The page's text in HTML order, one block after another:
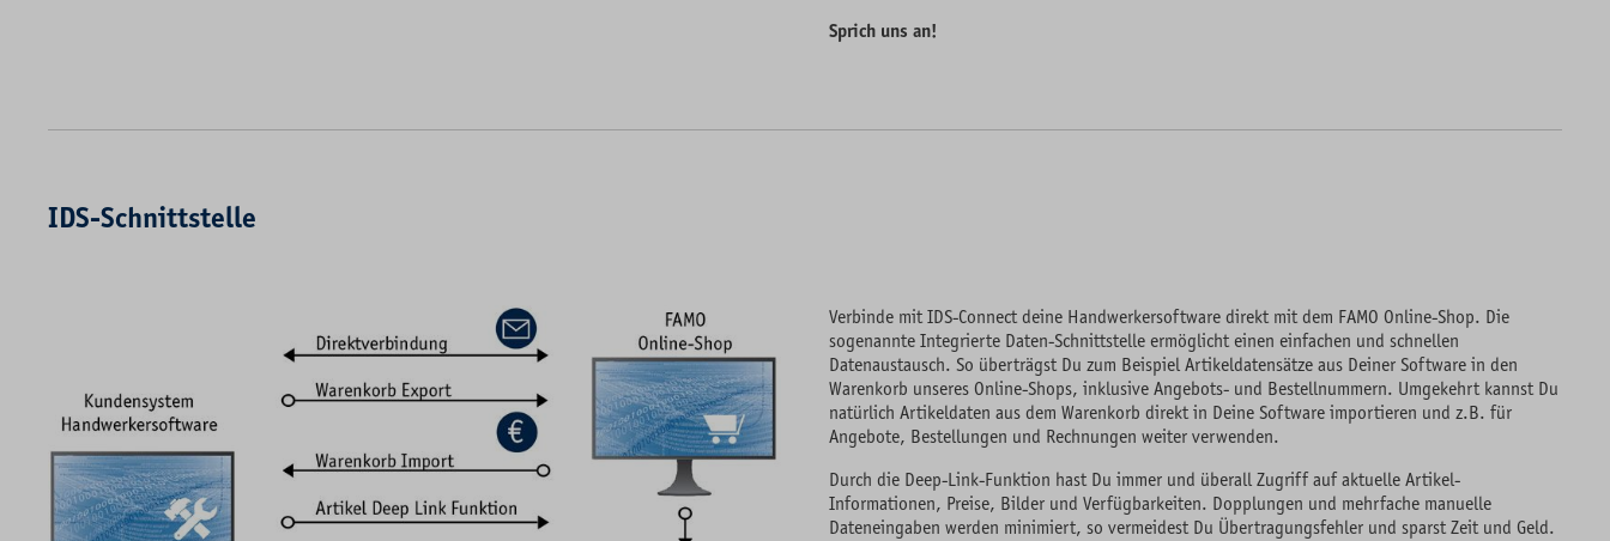
Sprich uns an!
IDS-Schnittstelle
Verbinde mit IDS-Connect deine Handwerkersoftware direkt mit dem FAMO Online-Shop. Die
sogenannte Integrierte Daten-Schnittstelle ermöglicht einen einfachen und schnellen
Datenaustausch. So überträgst Du zum Beispiel Artikeldatensätze aus Deiner Software in den
Warenkorb unseres Online-Shops, inklusive Angebots- und Bestellnummern. Umgekehrt kannst Du
natürlich Artikeldaten aus dem Warenkorb direkt in Deine Software importieren und z.B. für
Angebote, Bestellungen und Rechnungen weiter verwenden.
Durch die Deep-Link-Funktion hast Du immer und überall Zugriff auf aktuelle Artikel-
Informationen, Preise, Bilder und Verfügbarkeiten. Dopplungen und mehrfache manuelle
Dateneingaben werden minimiert, so vermeidest Du Übertragungsfehler und sparst Zeit und Geld.